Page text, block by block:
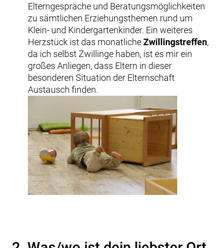
Elterngespräche und Beratungsmöglichkeiten
zu sämtlichen Erziehungsthemen rund um
Klein- und Kindergartenkinder. Ein weiteres
Herzstück ist das monatlicheZwillingstreffen,
da ich selbst Zwillinge haben, ist es mir ein
großes Anliegen, dass Eltern in dieser
besonderen Situation der Elternschaft
Austausch finden.